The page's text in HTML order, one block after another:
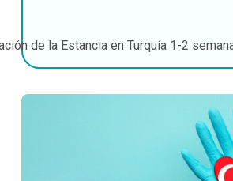
de la Estancia en Turquía 1-2